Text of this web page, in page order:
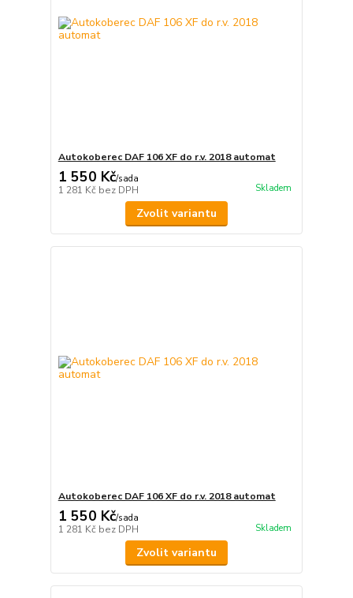
Autokoberec DAF 106 XF do r.v. 2018 automat
1 550 Kč/sada
1 281 Kč bez DPH Skladem
Zvolit variantu
Autokoberec DAF 106 XF do r.v. 2018 automat
1 550 Kč/sada
1 281 Kč bez DPH Skladem
Zvolit variantu